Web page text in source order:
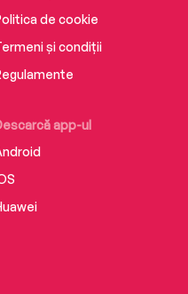
app-ul
de cookie
și condiții